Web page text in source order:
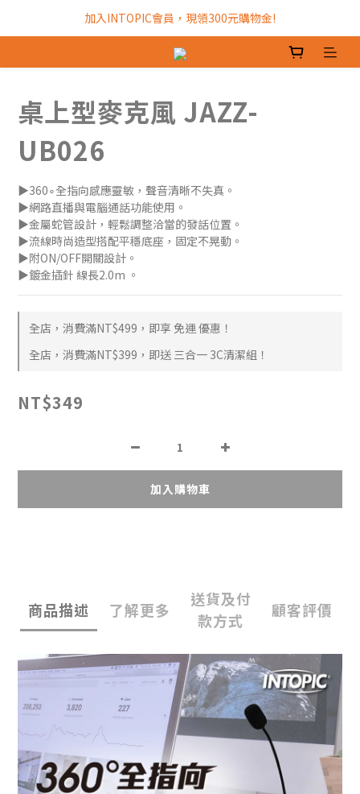
加入INTOPIC會員，現領300元購物金!
加入INTOPIC會員，現領300元購物金!
全館滿$499免運費!
桌上型麥克風 JAZZ-
UB026
▶360∘全指向感應靈敏，聲音清晰不失真。
▶網路直播與電腦通話功能使用。
▶金屬蛇管設計，輕鬆調整洽當的發話位置。
▶流線時尚造型搭配平穩底座，固定不晃動。
▶附ON/OFF開關設計。
▶鍍金插針 線長2.0m 。
全店，消費滿NT$499，即享 免運 優惠！
全店，消費滿NT$399，即送 三合一 3C清潔組！
NT$349
加入購物車
商品描述 了解更多
送貨及付
款方式
顧客評價